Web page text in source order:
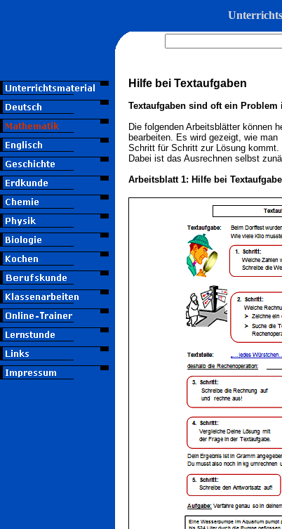
Hilfe bei Textaufgaben
Textaufgaben sind oft ein Problem
Die folgenden Arbeitsblätter können
bearbeiten. Es wird gezeigt, wie man
Schritt für Schritt zur Lösung kommt.
Dabei ist das Ausrechnen selbst
Arbeitsblatt 1: Hilfe bei